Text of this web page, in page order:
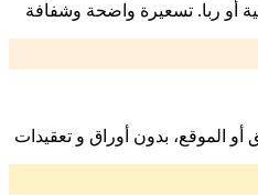
أو ربا. تسعيرة واضحة وشفافة
الموقع، بدون أوراق و تعقيدات